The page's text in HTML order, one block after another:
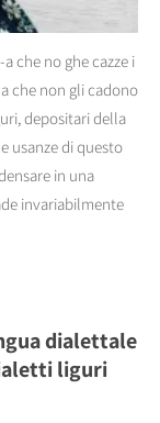
che no ghe cazze i
che non gli cadono
depositari della
usanze di questo
in una
invariabilmente
dialettale
liguri